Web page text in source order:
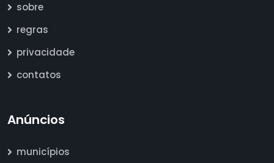
sobre
regras
privacidade
contatos
Anúncios
municípios